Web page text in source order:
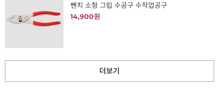
뺀치 소형 그립 수공구 수작업공구
14,900원
더보기